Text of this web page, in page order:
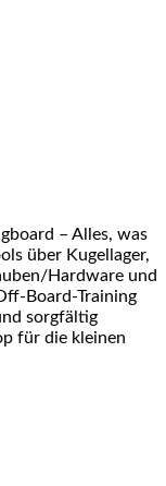
– Alles, was
über Kugellager,
Hardware und
Board-Training
sorgfältig
für die kleinen